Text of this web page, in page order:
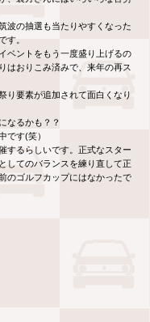
波の抽選も当たりやすくなった
す。
ベントをもう一度盛り上げるの
はおりこみ済みで、来年の再ス
り要素が追加されて面白くなり
なるかも？？
です(笑）
するらしいです。正式なスター
してのバランスを練り直して正
のゴルフカップにはなかったで